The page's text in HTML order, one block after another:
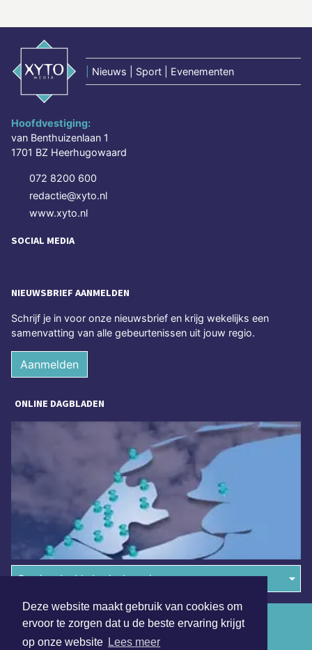
Deze website maakt gebruik van cookies om
ervoor te zorgen dat u de beste ervaring krijgt
op onze website Lees meer
Nieuws | Sport | Evenementen
Hoofdvestiging:
van Benthuizenlaan 1
1701 BZ Heerhugowaard
072 8200 600
redactie@xyto.nl
www.xyto.nl
SOCIAL MEDIA
NIEUWSBRIEF AANMELDEN
Schrijf je in voor onze nieuwsbrief en krijg wekelijks een
samenvatting van alle gebeurtenissen uit jouw regio.
Aanmelden
ONLINE DAGBLADEN
Overige dagbladen in de regio
Algemene voorwaarden
Disclaimer